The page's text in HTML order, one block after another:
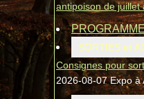
antipoison de juillet
SORTIES et
Consignes pour
2026-08-07 Expo à